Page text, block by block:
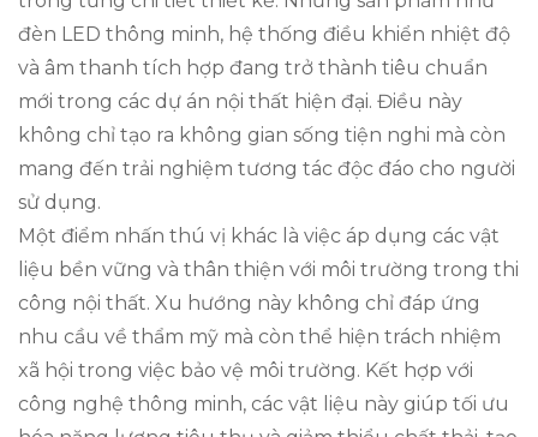
đèn LED thông minh, hệ thống điều khiển nhiệt độ
và âm thanh tích hợp đang trở thành tiêu chuẩn
mới trong các dự án nội thất hiện đại. Điều này
không chỉ tạo ra không gian sống tiện nghi mà còn
mang đến trải nghiệm tương tác độc đáo cho người
sử dụng.
Một điểm nhấn thú vị khác là việc áp dụng các vật
liệu bền vững và thân thiện với môi trường trong thi
công nội thất. Xu hướng này không chỉ đáp ứng
nhu cầu về thẩm mỹ mà còn thể hiện trách nhiệm
xã hội trong việc bảo vệ môi trường. Kết hợp với
công nghệ thông minh, các vật liệu này giúp tối ưu